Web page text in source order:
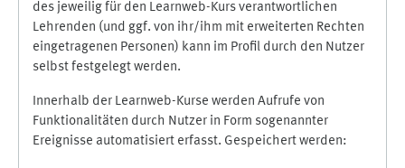
des jeweilig für den Learnweb-Kurs verantwortlichen
Lehrenden (und ggf. von ihr/ihm mit erweiterten Rechten
eingetragenen Personen) kann im Profil durch den Nutzer
selbst festgelegt werden.
Innerhalb der Learnweb-Kurse werden Aufrufe von
Funktionalitäten durch Nutzer in Form sogenannter
Ereignisse automatisiert erfasst. Gespeichert werden: